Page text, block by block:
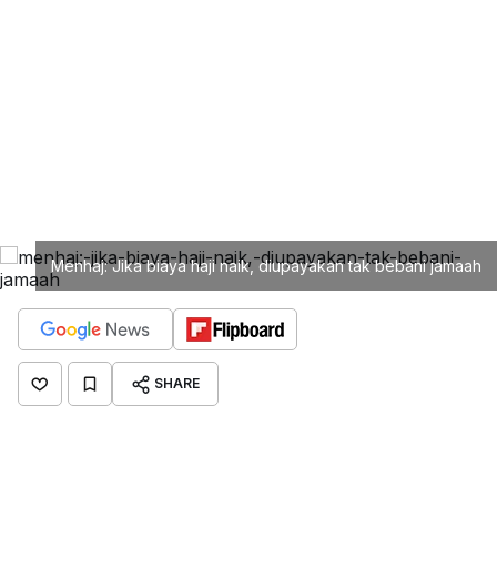
Menhaj: Jika biaya haji naik, diupayakan tak bebani jamaah
SHARE